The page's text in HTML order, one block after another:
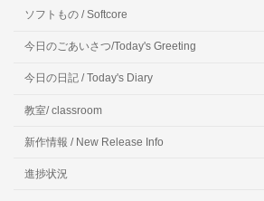
ソフトもの / Softcore
今日のごあいさつ/Today's Greeting
今日の日記 / Today's Diary
教室/ classroom
新作情報 / New Release Info
進捗状況